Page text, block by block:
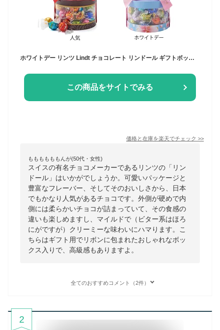
ホワイトデー リンツ Lindt チョコレート リンドール ギフトボックス 31個入｜ホワイトデー ギフト スイーツ お菓子 チョコ 詰め合わせ 個包装 プチギフト 可愛い リンツチョコ 手土産 誕生日 内祝い お礼 職場 退職 家族 熨斗対応
この商品をサイトでみる
価格と在庫を楽天でチェック >>
ももももももんが(50代・女性)
スイスの有名チョコメーカーであるリンツの「リン
ドール」はいかがでしょうか。可愛いパッケージと
豊富なフレーバー、そしてそのおいしさから、日本
でもかなり人気があるチョコです。外側が硬めで内
側には柔らかいチョコが詰まっていて、その食感の
違いも楽しめますし、マイルドで（ビター系はほろ
にがですが）クリーミーな味わいにハマります。こ
ちらはギフト用でリボンに包まれたおしゃれなボッ
クス入りで、高級感もありますよ。
全てのおすすめコメント（2件）
2